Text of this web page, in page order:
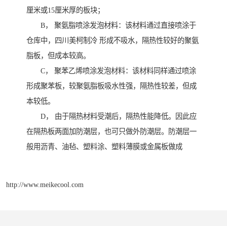
厘米或15厘米厚的板块；
B， 聚氨脂喷涂发泡材料：该材料通过直接喷涂于
仓库中，四川美柯制冷 形成不吸水，隔热性较好的聚氨
脂板，但成本较高。
C， 聚苯乙烯喷涂发泡材料：该材料同样通过喷涂
形成聚苯板，较聚氨脂板吸水性强，隔热性较差，但成
本较低。
D， 由于隔热材料受潮后，隔热性能降低。因此应
在隔热板两面加防潮层，也可只做外防潮层。防潮层一
般用沥青、油毡、塑料涂、塑料薄膜或金属板做成
http://www.meikecool.com